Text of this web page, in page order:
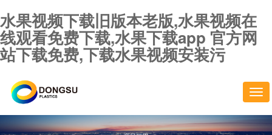
水果视频下载旧版本老版,水果视频在
线观看免费下载,水果下载app 官方网
站下载免费,下载水果视频安装污
切
导